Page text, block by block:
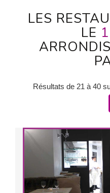
LES
LE
Résultats de 21 à 40